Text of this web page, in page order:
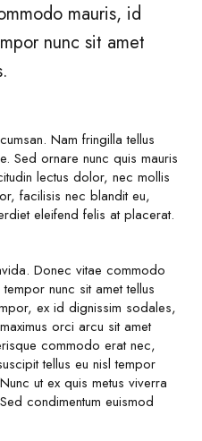
mauris, id
nunc sit amet
Nam fringilla tellus
Sed ornare nunc quis mauris
lectus dolor, nec mollis
facilisis nec blandit eu,
eleifend felis at placerat.
Donec vitae commodo
nunc sit amet tellus
ex id dignissim sodales,
orci arcu sit amet
commodo erat nec,
tellus eu nisl tempor
ut ex quis metus viverra
condimentum euismod